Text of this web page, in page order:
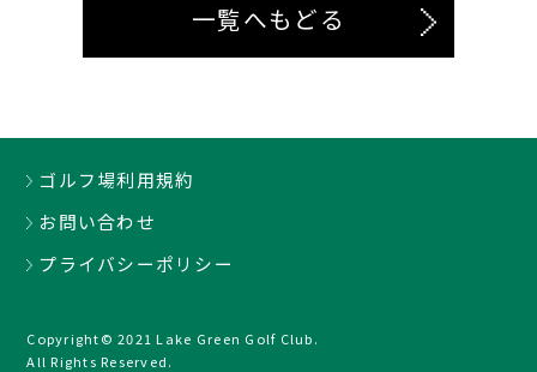
一覧へもどる
ゴルフ場利用規約
お問い合わせ
プライバシーポリシー
Copyright© 2021 Lake Green Golf Club.
All Rights Reserved.